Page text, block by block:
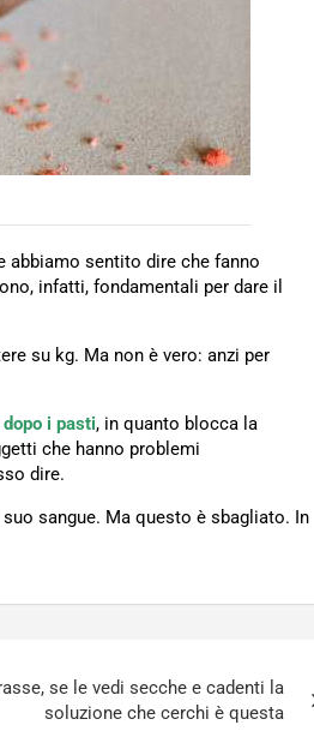
abbiamo sentito dire che fanno
infatti, fondamentali per dare il
su kg. Ma non è vero: anzi per
i pasti, in quanto blocca la
che hanno problemi
dire.
sangue. Ma questo è sbagliato. In
se le vedi secche e cadenti la
soluzione che cerchi è questa